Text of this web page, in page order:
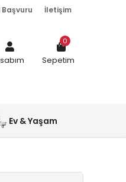
İletişim
Sepetim
0
Ev & Yaşam